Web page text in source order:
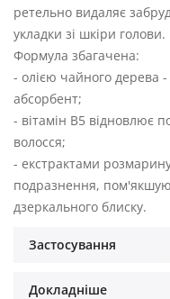
ретельно видаляє
укладки зі шкіри голови.
Формула збагачена:
- олією чайного дерева
абсорбент;
- вітамін В5 відновлює
волосся;
- екстрактами
подразнення,
дзеркального блиску.
Застосування
Докладніше